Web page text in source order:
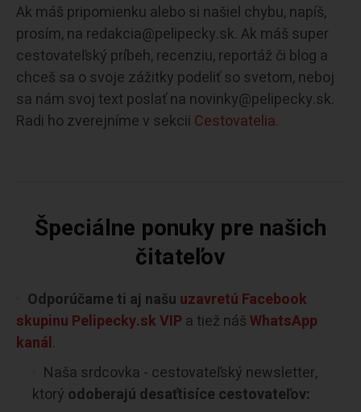
Ak máš pripomienku alebo si našiel chybu, napíš,
prosím, na redakcia@pelipecky.sk. Ak máš super
cestovateľský príbeh, recenziu, reportáž či blog a
chceš sa o svoje zážitky podeliť so svetom, neboj
sa nám svoj text poslať na novinky@pelipecky.sk.
Radi ho zverejníme v sekcii Cestovatelia.
Špeciálne ponuky pre našich
čitateľov
Odporúčame ti aj našu uzavretú Facebook
skupinu Pelipecky.sk VIP a tiež nášWhatsApp
kanál.
Naša srdcovka - cestovateľský newsletter,
ktorý odoberajú desaťtisíce cestovateľov: